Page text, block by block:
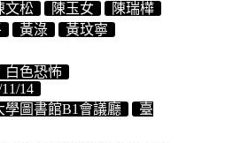
文松 陳玉女
陳瑞樺
黃淥 黃玟寧
白色恐怖
14
學圖書館B1會議廳
臺